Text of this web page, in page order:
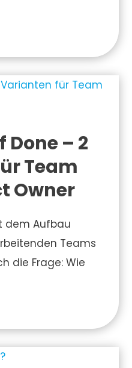
Done – 2
Team
Owner
dem Aufbau
Teams
die Frage: Wie